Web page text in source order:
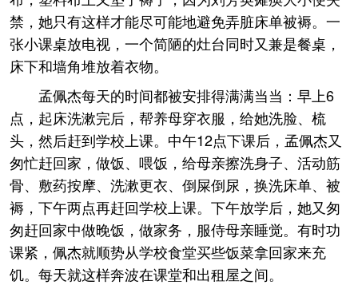
禁，她只有这样才能尽可能地避免弄脏床单被褥。一
张小课桌放电视，一个简陋的灶台同时又兼是餐桌，
床下和墙角堆放着衣物。
孟佩杰每天的时间都被安排得满满当当：早上6
点，起床洗漱完后，帮养母穿衣服，给她洗脸、梳
头，然后赶到学校上课。中午12点下课后，孟佩杰又
匆忙赶回家，做饭、喂饭，给母亲擦洗身子、活动筋
骨、敷药按摩、洗漱更衣、倒屎倒尿，换洗床单、被
褥，下午两点再赶回学校上课。下午放学后，她又匆
匆赶回家中做晚饭，做家务，服侍母亲睡觉。有时功
课紧，佩杰就顺势从学校食堂买些饭菜拿回家来充
饥。每天就这样奔波在课堂和出租屋之间。